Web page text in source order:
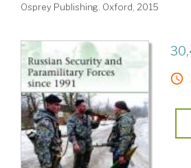
Osprey Publishing. Oxford, 2015